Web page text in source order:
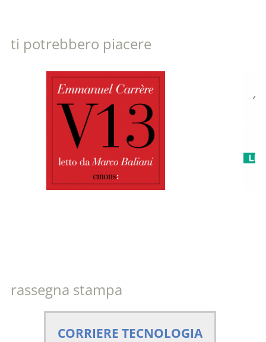
ti potrebbero piacere
rassegna stampa
CORRIERE TECNOLOGIA